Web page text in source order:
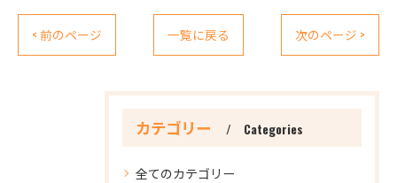
< 前のページ 一覧に戻る 次のページ >
カテゴリー Categories
全てのカテゴリー